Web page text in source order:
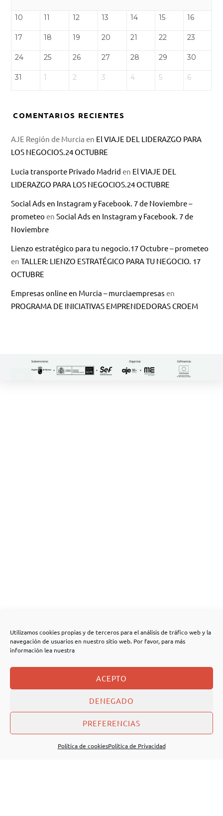
Utilizamos cookies propias y de terceros para el análisis de tráfico web y la
navegación de usuarios en nuestro sitio web. Por favor, para más
información lea nuestra
ACEPTO
DENEGADO
PREFERENCIAS
Política de cookiesPolítica de Privacidad
10 11 12 13 14 15 16
17 18 19 20 21 22 23
24 25 26 27 28 29 30
31 1 2 3 4 5 6
COMENTARIOS RECIENTES
AJE Región de Murcia en El VIAJE DEL LIDERAZGO PARA
LOS NEGOCIOS.24 OCTUBRE
Lucia transporte Privado Madrid en El VIAJE DEL
LIDERAZGO PARA LOS NEGOCIOS.24 OCTUBRE
Social Ads en Instagram y Facebook. 7 de Noviembre –
prometeo enSocial Ads en Instagram y Facebook. 7 de
Noviembre
Lienzo estratégico para tu negocio.17 Octubre – prometeo
enTALLER: LIENZO ESTRATÉGICO PARA TU NEGOCIO. 17
OCTUBRE
Empresas online en Murcia – murciaempresas en
PROGRAMA DE INICIATIVAS EMPRENDEDORAS CROEM